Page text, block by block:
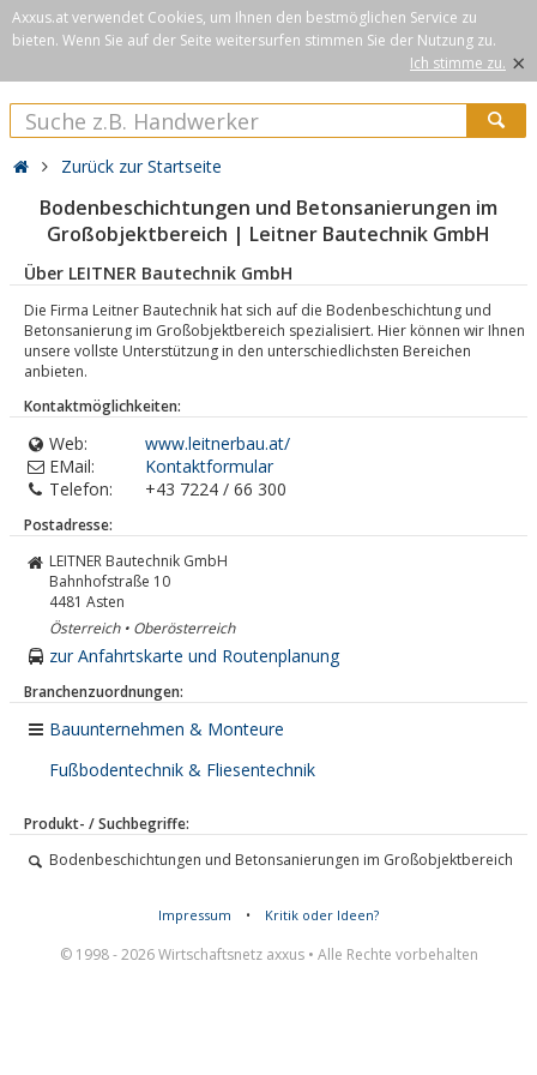
Axxus.at verwendet Cookies, um Ihnen den bestmöglichen Service zu
bieten. Wenn Sie auf der Seite weitersurfen stimmen Sie der Nutzung zu.
Ich stimme zu. ×
Zurück zur Startseite
Bodenbeschichtungen und Betonsanierungen im
Großobjektbereich | Leitner Bautechnik GmbH
Über LEITNER Bautechnik GmbH
Die Firma Leitner Bautechnik hat sich auf die Bodenbeschichtung und
Betonsanierung im Großobjektbereich spezialisiert. Hier können wir Ihnen
unsere vollste Unterstützung in den unterschiedlichsten Bereichen
anbieten.
Kontaktmöglichkeiten:
Web:
www.leitnerbau.at/
EMail:
Kontaktformular
Telefon:
+43 7224 / 66 300
Postadresse:
LEITNER Bautechnik GmbH
Bahnhofstraße 10
4481 Asten
Österreich • Oberösterreich
zur Anfahrtskarte und Routenplanung
Branchenzuordnungen:
Bauunternehmen & Monteure
Fußbodentechnik & Fliesentechnik
Produkt- / Suchbegriffe:
Bodenbeschichtungen und Betonsanierungen im Großobjektbereich
Impressum • Kritik oder Ideen?
© 1998 - 2026 Wirtschaftsnetz axxus • Alle Rechte vorbehalten